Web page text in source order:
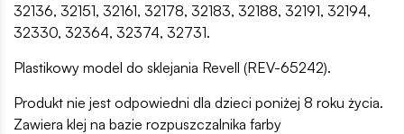
32136, 32151, 32161, 32178, 32183, 32188, 32191, 32194,
32330, 32364, 32374, 32731.
Plastikowy model do sklejania Revell (REV-65242).
Produkt nie jest odpowiedni dla dzieci poniżej 8 roku życia.
Zawiera klej na bazie rozpuszczalnika farby